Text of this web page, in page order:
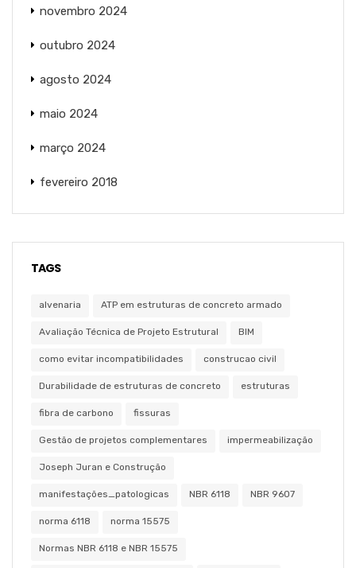
novembro 2024
outubro 2024
agosto 2024
maio 2024
março 2024
fevereiro 2018
TAGS
alvenaria ATP em estruturas de concreto armado
Avaliação Técnica de Projeto Estrutural BIM
como evitar incompatibilidades construcao civil
Durabilidade de estruturas de concreto estruturas
fibra de carbono fissuras
Gestão de projetos complementares impermeabilização
Joseph Juran e Construção
manifestações_patologicas NBR 6118 NBR 9607
norma 6118 norma 15575
Normas NBR 6118 e NBR 15575